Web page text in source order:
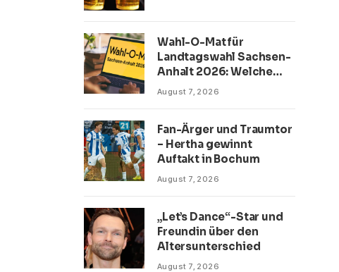
Wahl-O-Mat für
Landtagswahl Sachsen-
Anhalt 2026: Welche
Partei passt?
August 7, 2026
Fan-Ärger und Traumtor
– Hertha gewinnt
Auftakt in Bochum
August 7, 2026
„Let’s Dance“-Star und
Freundin über den
Altersunterschied
August 7, 2026